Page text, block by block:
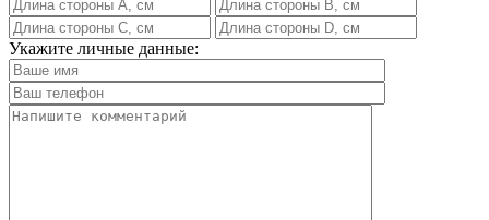
Укажите личные данные: